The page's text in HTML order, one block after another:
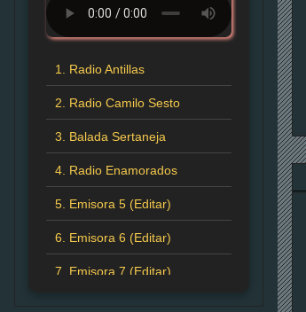
1. Radio Antillas
2. Radio Camilo Sesto
3. Balada Sertaneja
4. Radio Enamorados
5. Emisora 5 (Editar)
6. Emisora 6 (Editar)
7. Emisora 7 (Editar)